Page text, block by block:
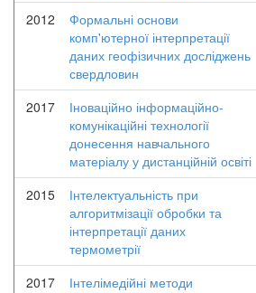
2012
Формальні основи
комп'ютерної інтерпретації
даних геофізичних досліджень
свердловин
2017
Іноваційно інформаційно-
комунікаційні технології
донесення навчального
матеріалу у дистанційній освіті
2015
Інтелектуальність при
алгоритмізації обробки та
інтерпретації даних
термометрії
2017
Інтелімедійні методи